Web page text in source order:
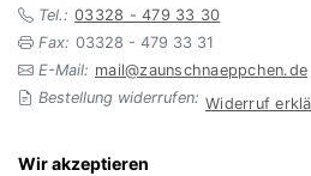
Tel.: 03328 - 479 33 30
Fax: 03328 - 479 33 31
E-Mail: mail@zaunschnaeppchen.de
Bestellung widerrufen: Widerruf
Wir akzeptieren